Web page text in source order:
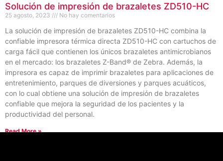
Solución de impresión de brazaletes ZD510-HC
25 agosto, 2023 No hay comentarios
La solución de impresión de brazaletes ZD510-HC combina la
confiable impresora térmica directa ZD510-HC con cartuchos de
carga fácil que contienen los únicos brazaletes antimicrobianos
en el mercado: los brazaletes Z-Band® de Zebra. Además, la
impresora es capaz de imprimir brazaletes para aplicaciones de
entretenimiento, parques de diversiones y parques acuáticos,
con lo cual obtiene una solución de impresión de brazaletes
confiable que mejora la seguridad de los pacientes y la
productividad del personal.
Read More »